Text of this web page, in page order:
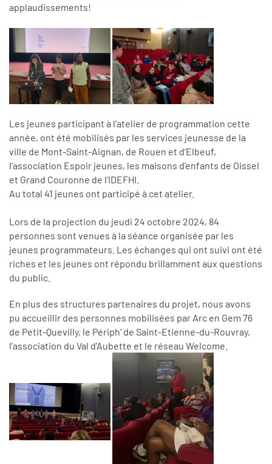
applaudissements!
Les jeunes participant à l’atelier de programmation cette
année, ont été mobilisés par les services jeunesse de la
ville de Mont-Saint-Aignan, de Rouen et d’Elbeuf,
l’association Espoir jeunes, les maisons d’enfants de Oissel
et Grand Couronne de l’IDEFHI.
Au total 41 jeunes ont participé à cet atelier.
Lors de la projection du jeudi 24 octobre 2024, 84
personnes sont venues à la séance organisée par les
jeunes programmateurs. Les échanges qui ont suivi ont été
riches et les jeunes ont répondu brillamment aux questions
du public.
En plus des structures partenaires du projet, nous avons
pu accueillir des personnes mobilisées par Arc en Gem 76
de Petit-Quevilly, le Périph’ de Saint-Etienne-du-Rouvray,
l’association du Val d’Aubette et le réseau Welcome.